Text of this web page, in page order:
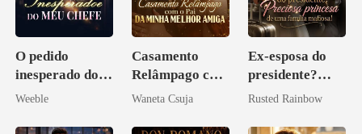
O pedido
inesperado do
meu chefe
Weeble
Casamento
Relâmpago com
o Pai da Minha
Waneta Csuja
Ex-esposa do
presidente?
Preciosa
família
Rusted Rainbow